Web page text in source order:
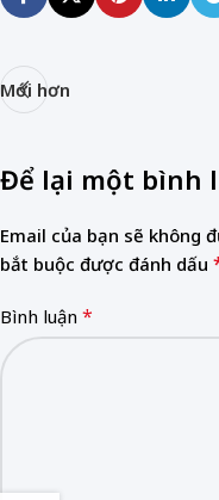
Mới hơn
Để lại một bình
Email của bạn sẽ không
bắt buộc được đánh dấu
Bình luận *